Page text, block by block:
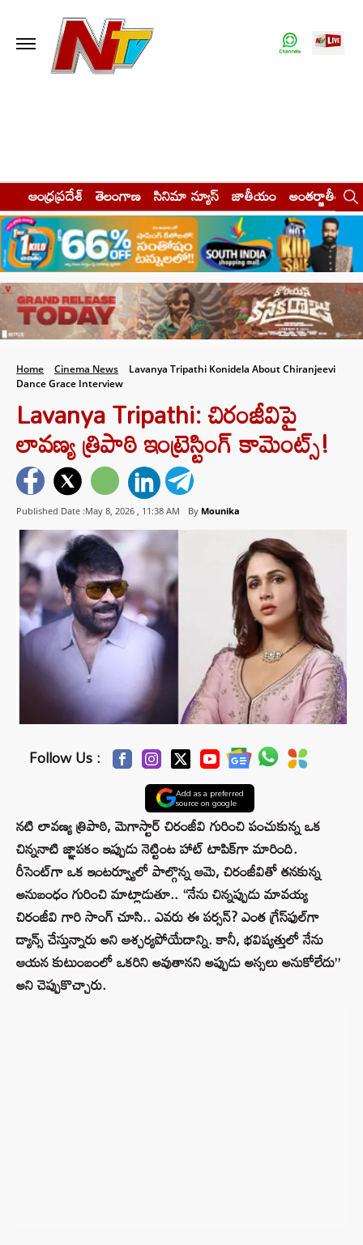
ఆంధ్రప్రదేశ్ తెలంగాణ సినిమా న్యూస్ జాతీయం అంతర్జాతీయం
Home Cinema News
Lavanya Tripathi Konidela About Chiranjeevi
Dance Grace Interview
Lavanya Tripathi: చిరంజీవిపై
లావణ్య త్రిపాఠి ఇంట్రెస్టింగ్ కామెంట్స్!
Published Date :May 8, 2026 , 11:38 AM By Mounika
Follow Us :
Add as a preferred
source on google
నటి లావణ్య త్రిపాఠి, మెగాస్టార్ చిరంజీవి గురించి పంచుకున్న ఒక
చిన్ననాటి జ్ఞాపకం ఇప్పుడు నెట్టింట హాట్ టాపిక్‌గా మారింది.
రీసెంట్‌గా ఒక ఇంటర్వ్యూలో పాల్గొన్న ఆమె, చిరంజీవితో తనకున్న
అనుబంధం గురించి మాట్లాడుతూ.. “నేను చిన్నప్పుడు మావయ్య
చిరంజీవి గారి సాంగ్ చూసి.. ఎవరు ఈ పర్సన్? ఎంత గ్రేస్‌ఫుల్‌గా
డ్యాన్స్ చేస్తున్నారు అని ఆశ్చర్యపోయేదాన్ని. కానీ, భవిష్యత్తులో నేను
ఆయన కుటుంబంలో ఒకరిని అవుతానని అప్పుడు అస్సలు అనుకోలేదు”
అని చెప్పుకొచ్చారు.